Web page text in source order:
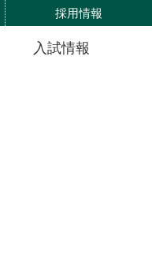
入試情報
採用情報